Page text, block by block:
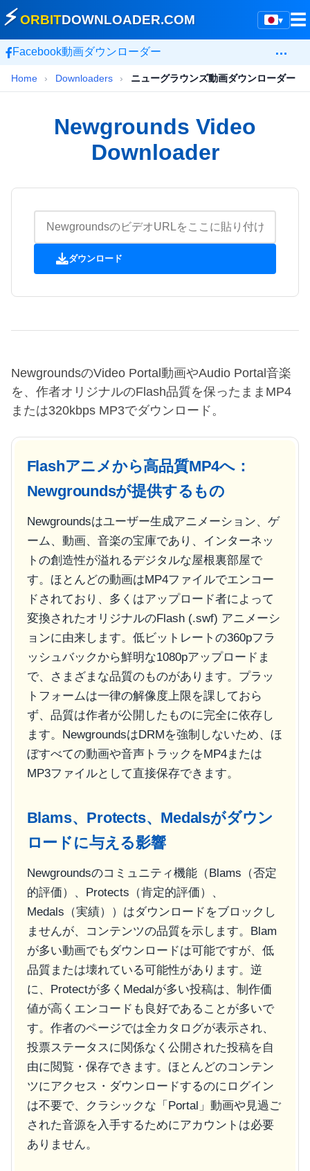
▾
⚡ORBITDOWNLOADER.COM ☰
Facebook動画ダウンローダー …
Home › Downloaders › ニューグラウンズ動画ダウンローダー
Newgrounds Video
Downloader
ダウンロード
NewgroundsのVideo Portal動画やAudio Portal音楽
を、作者オリジナルのFlash品質を保ったままMP4
または320kbps MP3でダウンロード。
Flashアニメから高品質MP4へ：
Newgroundsが提供するもの
Newgroundsはユーザー生成アニメーション、ゲ
ーム、動画、音楽の宝庫であり、インターネッ
トの創造性が溢れるデジタルな屋根裏部屋で
す。ほとんどの動画はMP4ファイルでエンコー
ドされており、多くはアップロード者によって
変換されたオリジナルのFlash (.swf) アニメーシ
ョンに由来します。低ビットレートの360pフラ
ッシュバックから鮮明な1080pアップロードま
で、さまざまな品質のものがあります。プラッ
トフォームは一律の解像度上限を課しておら
ず、品質は作者が公開したものに完全に依存し
ます。NewgroundsはDRMを強制しないため、ほ
ぼすべての動画や音声トラックをMP4または
MP3ファイルとして直接保存できます。
Blams、Protects、Medalsがダウン
ロードに与える影響
Newgroundsのコミュニティ機能（Blams（否定
的評価）、Protects（肯定的評価）、
Medals（実績））はダウンロードをブロックし
ませんが、コンテンツの品質を示します。Blam
が多い動画でもダウンロードは可能ですが、低
品質または壊れている可能性があります。逆
に、Protectが多くMedalが多い投稿は、制作価
値が高くエンコードも良好であることが多いで
す。作者のページでは全カタログが表示され、
投票ステータスに関係なく公開された投稿を自
由に閲覧・保存できます。ほとんどのコンテン
ツにアクセス・ダウンロードするのにログイン
は不要で、クラシックな「Portal」動画や見過ご
された音源を入手するためにアカウントは必要
ありません。